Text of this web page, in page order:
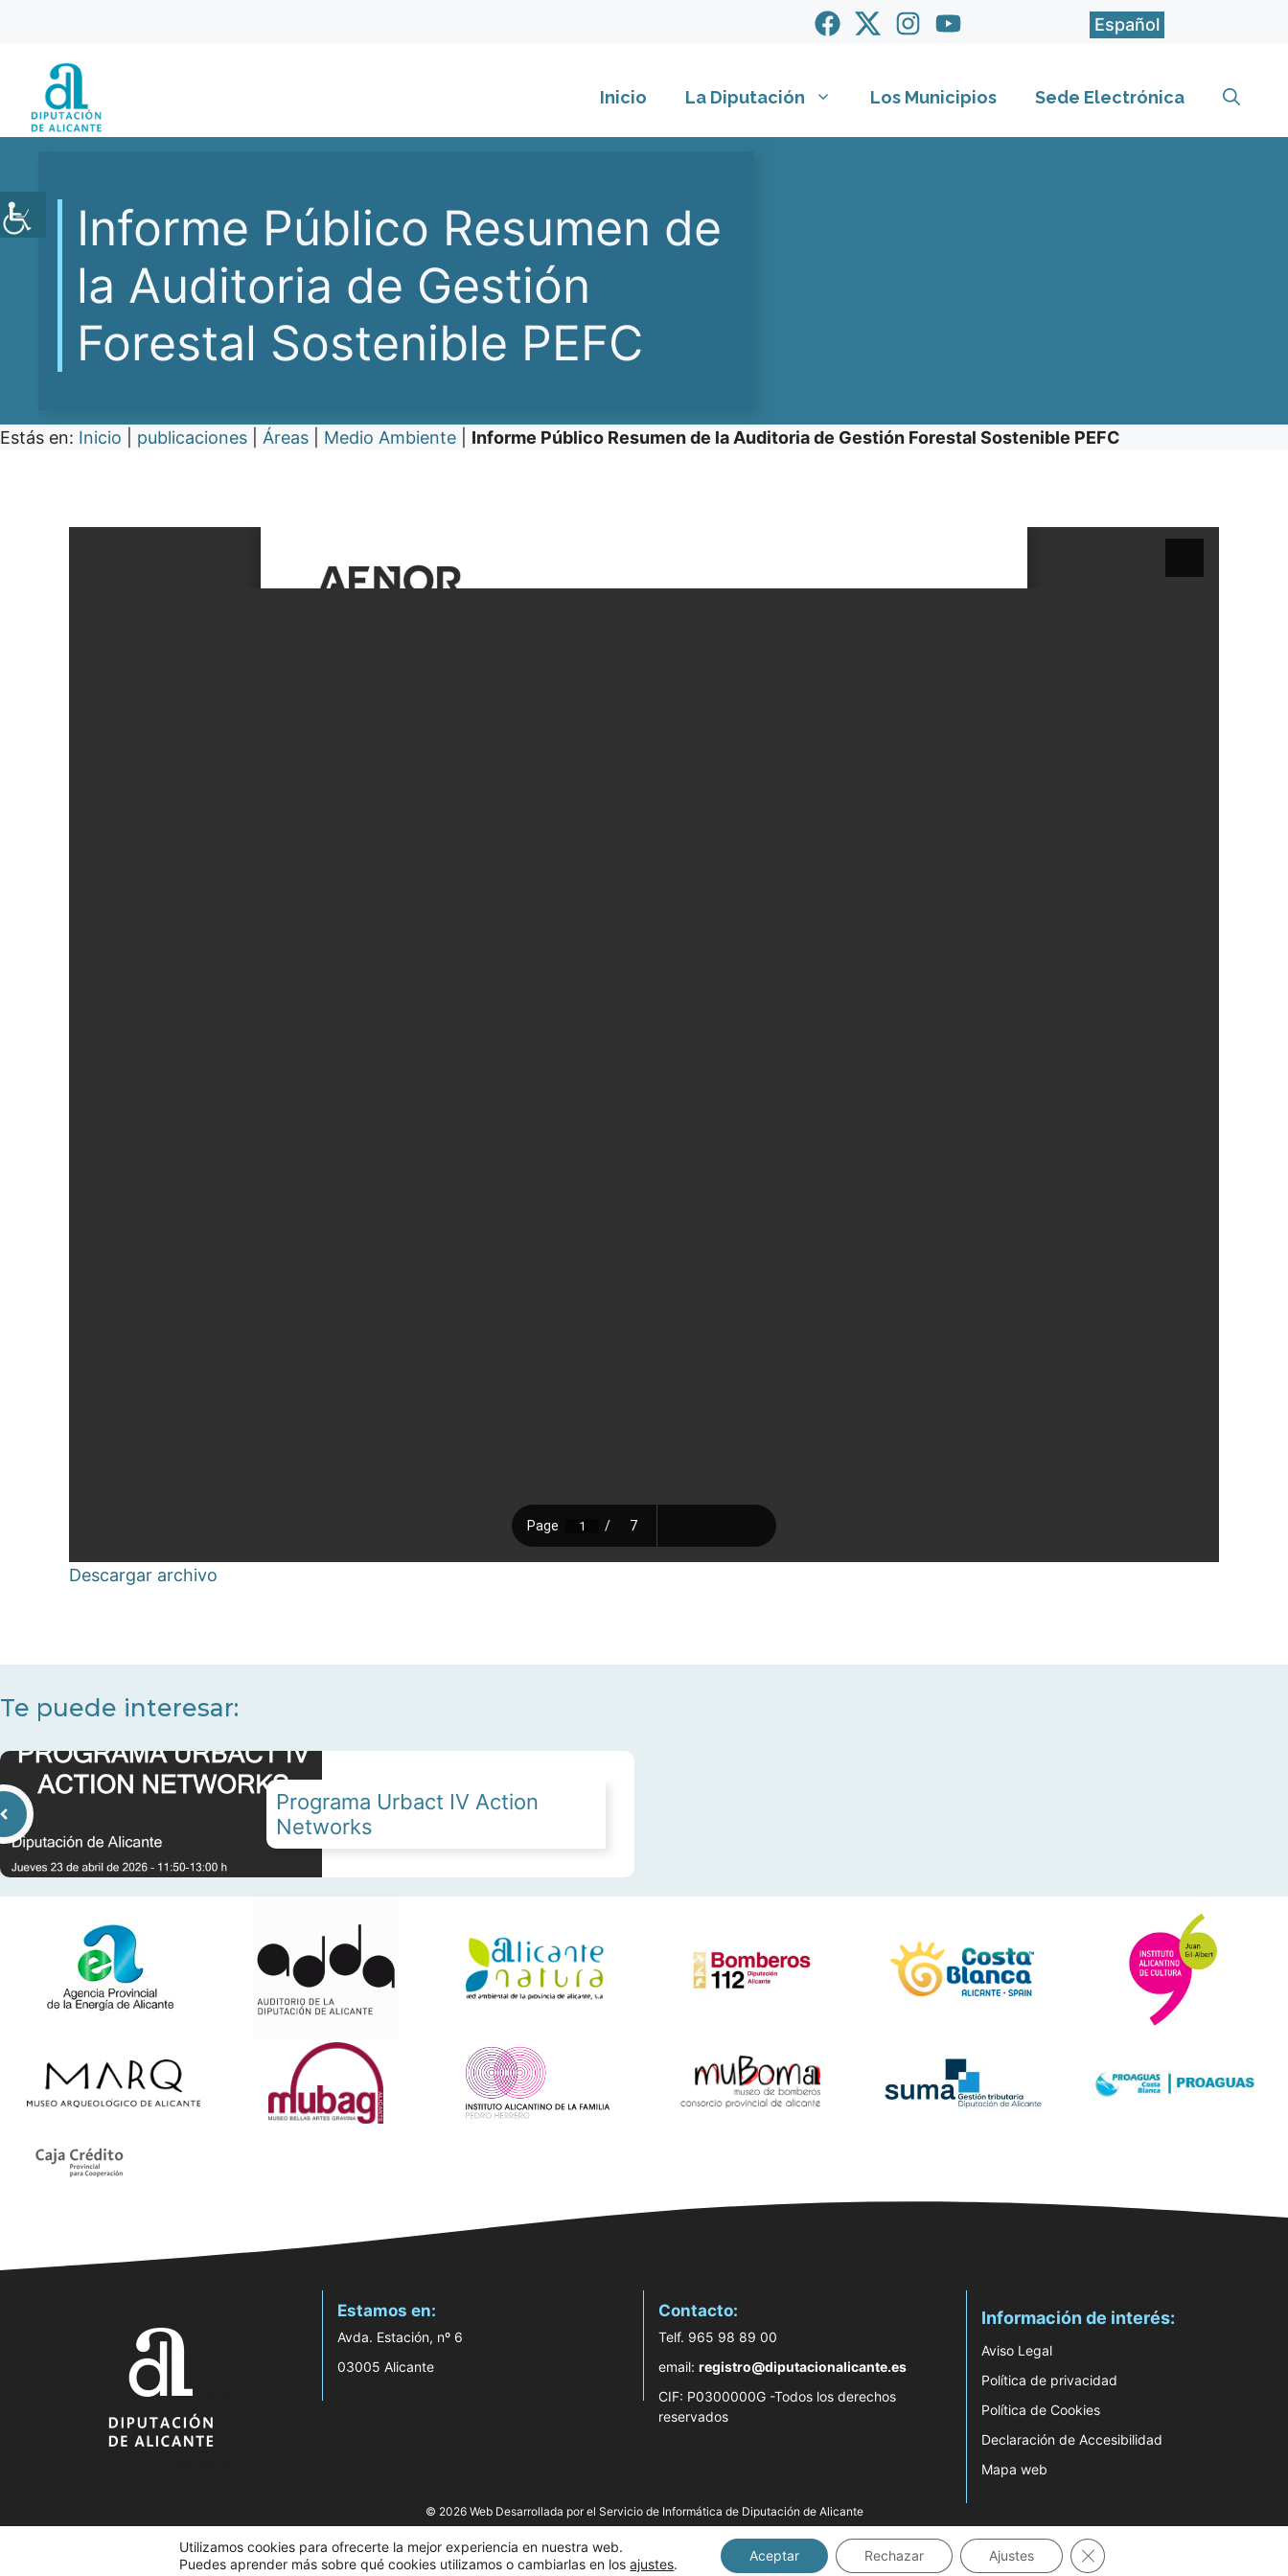
contenido
Español
Inicio La Diputación Los Municipios Sede Electrónica
Informe Público Resumen de
la Auditoria de Gestión
Forestal Sostenible PEFC
Estás en: Inicio publicaciones Áreas Medio Ambiente Informe Público Resumen de la Auditoria de Gestión Forestal Sostenible PEFC
Descargar archivo
Te puede interesar:
Programa Urbact IV Action
Networks
Estamos en:
Avda. Estación, nº 6
03005 Alicante
Contacto:
Telf. 965 98 89 00
email: registro@diputacionalicante.es
CIF: P0300000G -Todos los derechos
reservados
Información de interés:
Aviso Legal
Política de privacidad
Política de Cookies
Declaración de Accesibilidad
Mapa web
© 2026 Web Desarrollada por el Servicio de Informática de Diputación de Alicante
Utilizamos cookies para ofrecerte la mejor experiencia en nuestra web.
Puedes aprender más sobre qué cookies utilizamos o cambiarlas en losajustes.
Aceptar Rechazar Ajustes Cerrar el banner de cookies